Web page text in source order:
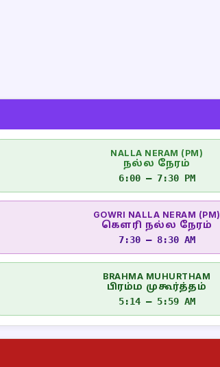
NALLA NERAM (PM)
நல்ல நேரம்
6:00 – 7:30 PM
GOWRI NALLA NERAM (PM)
கௌரி நல்ல நேரம்
7:30 – 8:30 AM
BRAHMA MUHURTHAM
பிரம்ம முகூர்த்தம்
5:14 – 5:59 AM